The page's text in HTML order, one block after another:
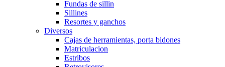
Fundas de sillin
Sillines
Resortes y ganchos
Diversos
Cajas de herramientas, porta bidones
Matriculacion
Estribos